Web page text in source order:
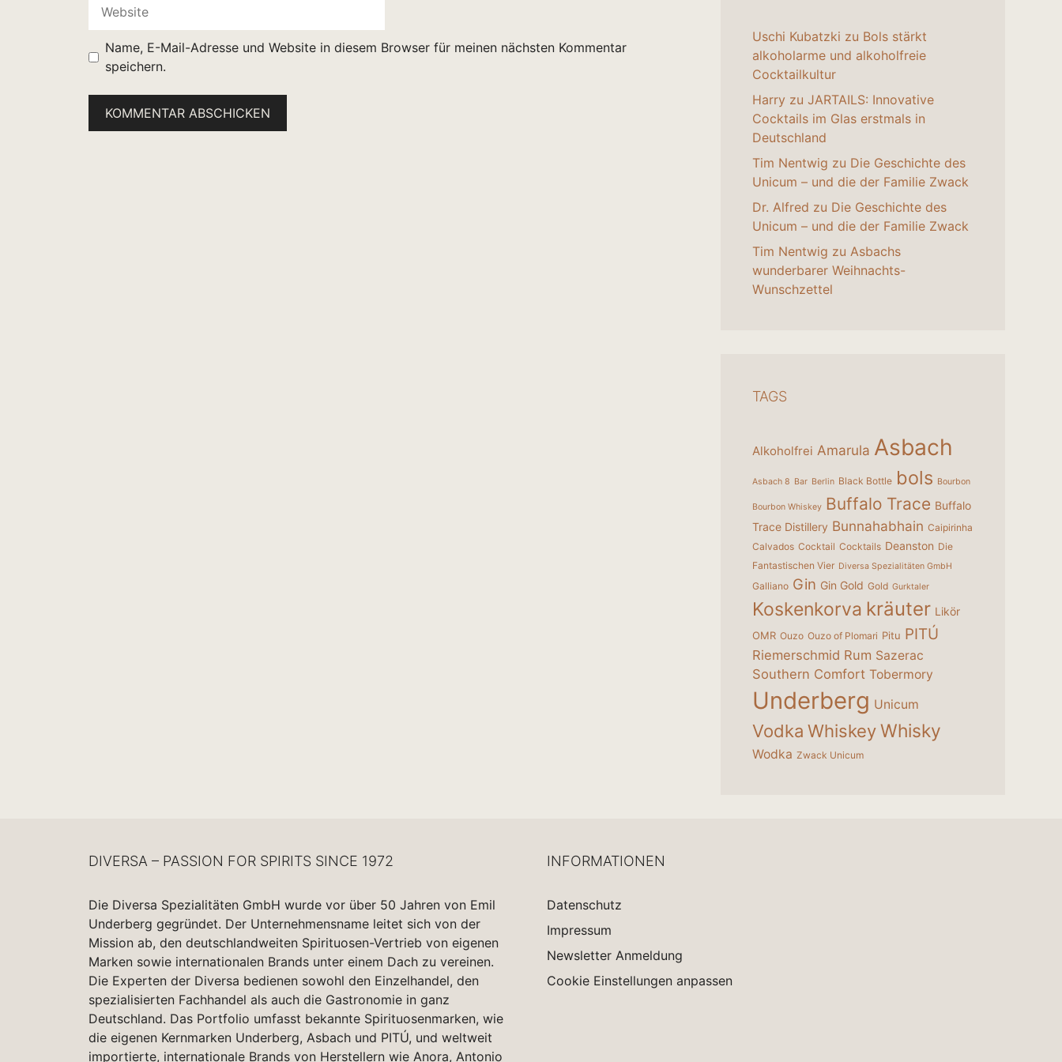
Name, E-Mail-Adresse und Website in diesem Browser für meinen nächsten Kommentar
speichern.
Uschi Kubatzki zu Bols stärkt
alkoholarme und alkoholfreie
Cocktailkultur
Harry zu JARTAILS: Innovative
Cocktails im Glas erstmals in
Deutschland
Tim Nentwig zu Die Geschichte des
Unicum – und die der Familie Zwack
Dr. Alfred zu Die Geschichte des
Unicum – und die der Familie Zwack
Tim Nentwig zu Asbachs
wunderbarer Weihnachts-
Wunschzettel
TAGS
Alkoholfrei Amarula Asbach
Asbach 8 Bar Berlin Black Bottle bols Bourbon
Bourbon Whiskey Buffalo Trace Buffalo
Trace Distillery Bunnahabhain Caipirinha
Calvados Cocktail Cocktails Deanston Die
Fantastischen Vier Diversa Spezialitäten GmbH
Galliano Gin Gin Gold Gold Gurktaler
Koskenkorva kräuter Likör
OMR Ouzo Ouzo of Plomari Pitu PITÚ
Riemerschmid Rum Sazerac
Southern Comfort Tobermory
Underberg Unicum
Vodka WhiskeyWhisky
Wodka Zwack Unicum
DIVERSA – PASSION FOR SPIRITS SINCE 1972
Die Diversa Spezialitäten GmbH wurde vor über 50 Jahren von Emil
Underberg gegründet. Der Unternehmensname leitet sich von der
Mission ab, den deutschlandweiten Spirituosen-Vertrieb von eigenen
Marken sowie internationalen Brands unter einem Dach zu vereinen.
Die Experten der Diversa bedienen sowohl den Einzelhandel, den
spezialisierten Fachhandel als auch die Gastronomie in ganz
Deutschland. Das Portfolio umfasst bekannte Spirituosenmarken, wie
die eigenen Kernmarken Underberg, Asbach und PITÚ, und weltweit
importierte, internationale Brands von Herstellern wie Anora, Antonio
INFORMATIONEN
Datenschutz
Impressum
Newsletter Anmeldung
Cookie Einstellungen anpassen